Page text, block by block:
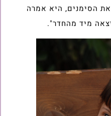
את הסימנים, היא אמרה
מיד מהחדר".